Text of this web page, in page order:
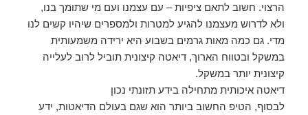
הרצוי. חשוב לתאם ציפיות – עם עצמנו ועם מי שתומך בנו,
ולא לדרוש מעצמנו להגיע למטרות ולמספרים שיהיו קשים לנו
מדי. גם כמה מאות גרמים בשבוע היא ירידה משמעותית
במשקל ובטווח הארוך, דיאטה קיצונית תוביל לרוב לעלייה
קיצונית יותר במשקל.
דיאטה איכותית מתחילה בידע תזונתי נכון
לבסוף, הטיפ החשוב ביותר הוא שגם בעולם הדיאטות, ידע